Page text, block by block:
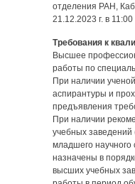
отделения РАН,
21.12.2023 г. в 11:00
Требования к
Высшее
работы по
При наличии
аспирантуры и
предъявления
При наличии
учебных заведений
младшего научного
назначены в
высших учебных